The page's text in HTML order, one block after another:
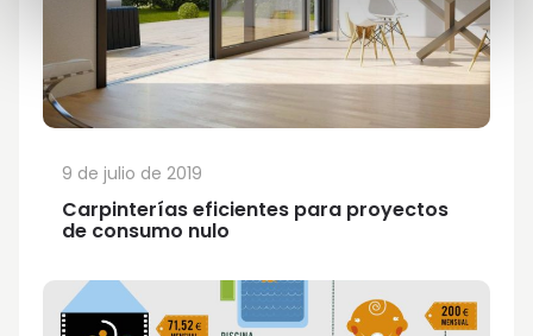
Carpinterías eficientes para proyectos
de consumo nulo
9 de julio de 2019